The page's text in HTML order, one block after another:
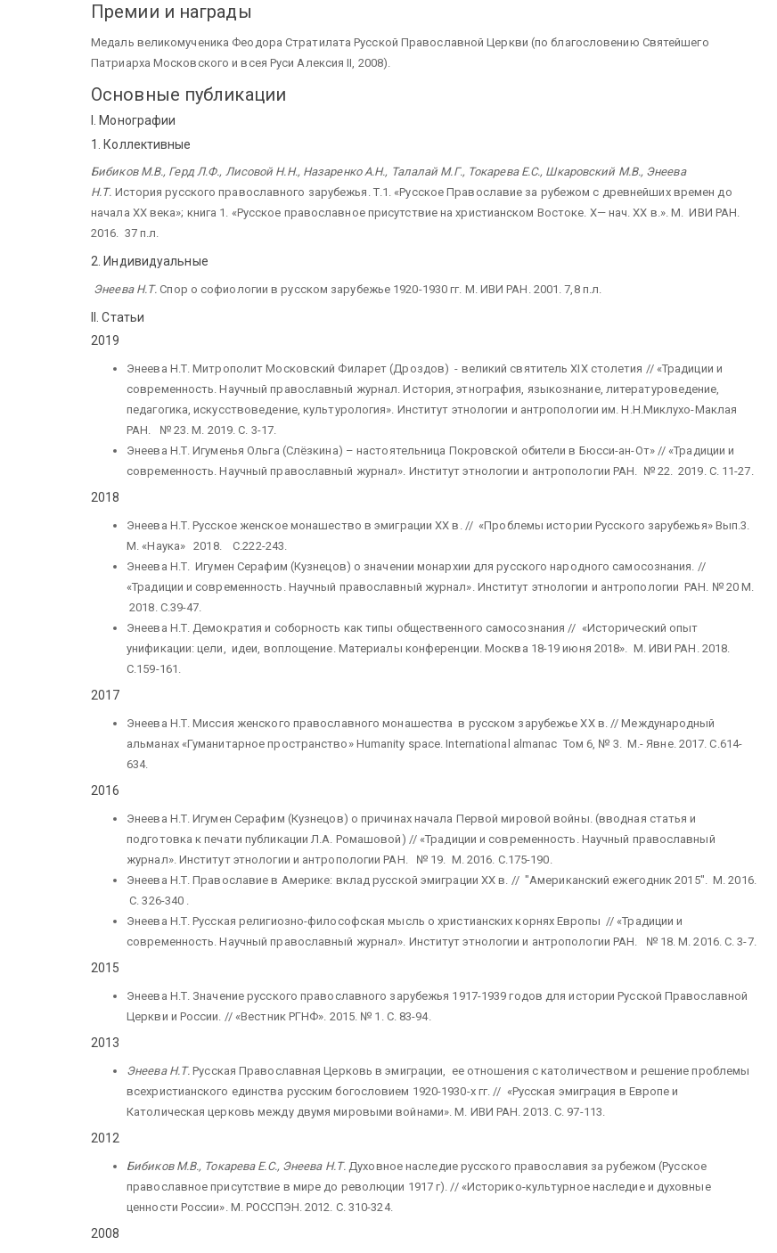
Премии и награды
Медаль великомученика Феодора Стратилата Русской Православной Церкви (по благословению Святейшего
Патриарха Московского и всея Руси Алексия II, 2008).
Основные публикации
I. Монографии
1. Коллективные
Бибиков М.В., Герд Л.Ф., Лисовой Н.Н., Назаренко А.Н., Талалай М.Г., Токарева Е.С., Шкаровский М.В., Энеева
Н.Т. История русского православного зарубежья. Т.1. «Русское Православие за рубежом с древнейших времен до
начала ХХ века»; книга 1. «Русское православное присутствие на христианском Востоке. X— нач. XX в.». М. ИВИ РАН.
2016. 37 п.л.
2. Индивидуальные
Энеева Н.Т. Спор о софиологии в русском зарубежье 1920-1930 гг. М. ИВИ РАН. 2001. 7,8 п.л.
II. Статьи
2019
Энеева Н.Т. Митрополит Московский Филарет (Дроздов) - великий святитель XIX столетия // «Традиции и
современность. Научный православный журнал. История, этнография, языкознание, литературоведение,
педагогика, искусствоведение, культурология». Институт этнологии и антропологии им. Н.Н.Миклухо-Маклая
РАН. № 23. М. 2019. С. 3-17.
Энеева Н.Т. Игуменья Ольга (Слёзкина) – настоятельница Покровской обители в Бюсси-ан-От» // «Традиции и
современность. Научный православный журнал». Институт этнологии и антропологии РАН. № 22. 2019. С. 11-27.
2018
Энеева Н.Т. Русское женское монашество в эмиграции ХХ в. // «Проблемы истории Русского зарубежья» Вып.3.
М. «Наука» 2018. С.222-243.
Энеева Н.Т. Игумен Серафим (Кузнецов) о значении монархии для русского народного самосознания. //
«Традиции и современность. Научный православный журнал». Институт этнологии и антропологии РАН. № 20 М.
2018. С.39-47.
Энеева Н.Т. Демократия и соборность как типы общественного самосознания // «Исторический опыт
унификации: цели, идеи, воплощение. Материалы конференции. Москва 18-19 июня 2018». М. ИВИ РАН. 2018.
С.159-161.
2017
Энеева Н.Т. Миссия женского православного монашества в русском зарубежье ХХ в. // Международный
альманах «Гуманитарное пространство» Humanity space. International almanac Том 6, № 3. М.- Явне. 2017. С.614-
634.
2016
Энеева Н.Т. Игумен Серафим (Кузнецов) о причинах начала Первой мировой войны. (вводная статья и
подготовка к печати публикации Л.А. Ромашовой) // «Традиции и современность. Научный православный
журнал». Институт этнологии и антропологии РАН. № 19. М. 2016. С.175-190.
Энеева Н.Т. Православие в Америке: вклад русской эмиграции ХХ в. // "Американский ежегодник 2015". М. 2016.
С. 326-340 .
Энеева Н.Т. Русская религиозно-философская мысль о христианских корнях Европы // «Традиции и
современность. Научный православный журнал». Институт этнологии и антропологии РАН. № 18. М. 2016. С. 3-7.
2015
Энеева Н.Т. Значение русского православного зарубежья 1917-1939 годов для истории Русской Православной
Церкви и России. // «Вестник РГНФ». 2015. № 1. С. 83-94.
2013
Энеева Н.Т. Русская Православная Церковь в эмиграции, ее отношения с католичеством и решение проблемы
всехристианского единства русским богословием 1920-1930-х гг. // «Русская эмиграция в Европе и
Католическая церковь между двумя мировыми войнами». М. ИВИ РАН. 2013. С. 97-113.
2012
Бибиков М.В., Токарева Е.С., Энеева Н.Т. Духовное наследие русского православия за рубежом (Русское
православное присутствие в мире до революции 1917 г). // «Историко-культурное наследие и духовные
ценности России». М. РОССПЭН. 2012. С. 310-324.
2008